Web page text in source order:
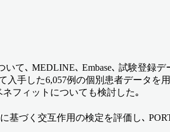
､ MEDLINE､ Embase､ 試験登録デ
手した6,057例の個別患者データを
フィットについても検討した｡
づく交互作用の検定を評価し､